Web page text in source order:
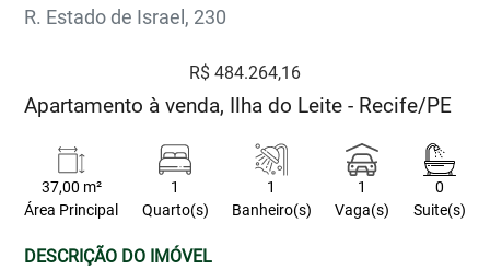
R. Estado de Israel, 230
R$ 484.264,16
Apartamento à venda, Ilha do Leite - Recife/PE
37,00 m²
Área Principal
1
Quarto(s)
1
Banheiro(s)
1
Vaga(s)
0
Suite(s)
DESCRIÇÃO DO IMÓVEL